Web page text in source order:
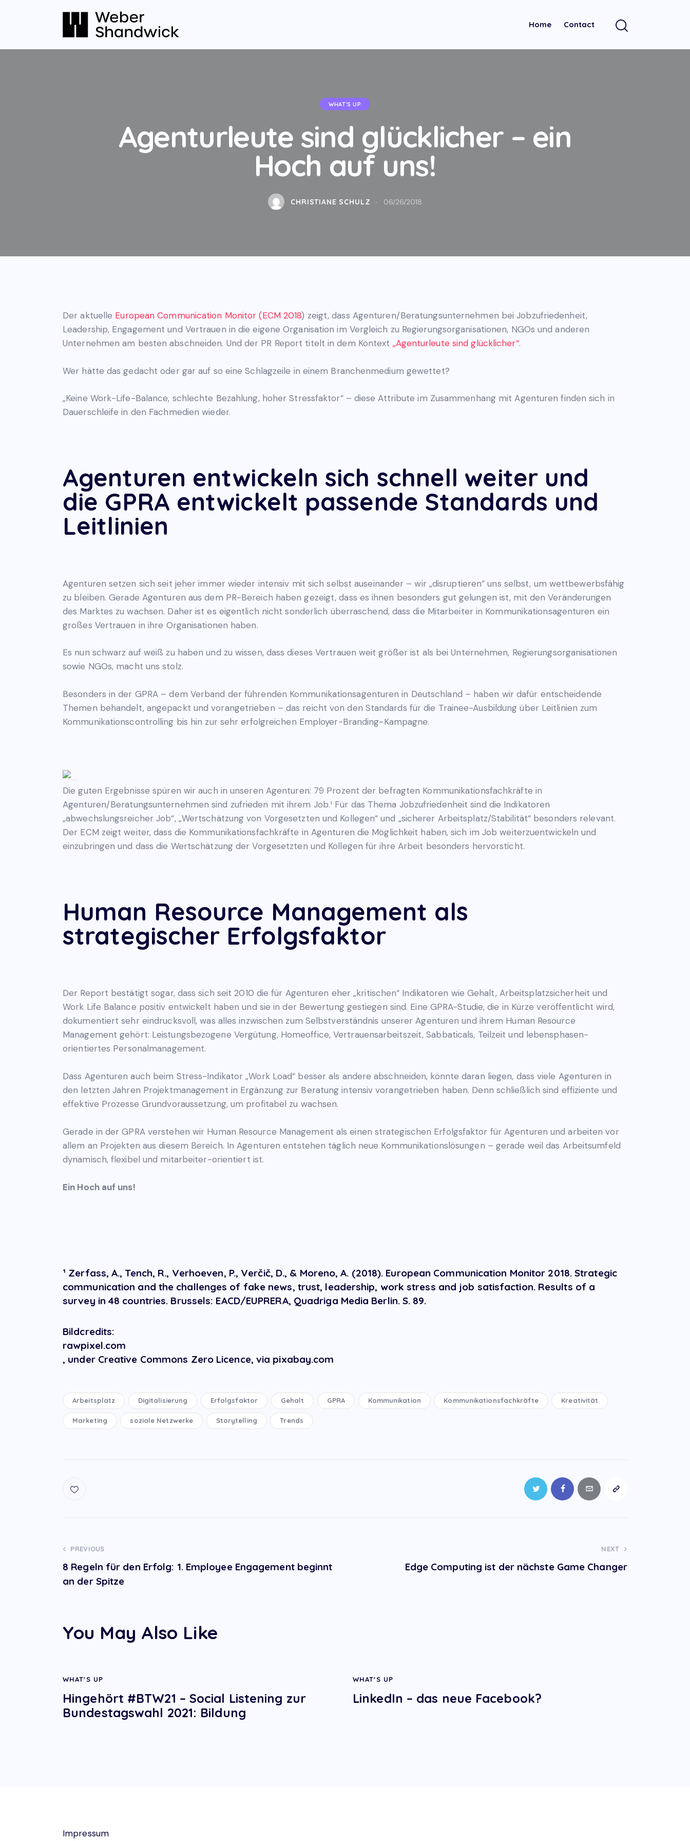
Home Contact
WHAT'S UP
Agenturleute sind glücklicher – ein
Hoch auf uns!
CHRISTIANE SCHULZ 06/26/2018
Der aktuelle European Communication Monitor (ECM 2018) zeigt, dass Agenturen/Beratungsunternehmen bei Jobzufriedenheit,
Leadership, Engagement und Vertrauen in die eigene Organisation im Vergleich zu Regierungsorganisationen, NGOs und anderen
Unternehmen am besten abschneiden. Und der PR Report titelt in dem Kontext „Agenturleute sind glücklicher“.
Wer hätte das gedacht oder gar auf so eine Schlagzeile in einem Branchenmedium gewettet?
„Keine Work-Life-Balance, schlechte Bezahlung, hoher Stressfaktor“ – diese Attribute im Zusammenhang mit Agenturen finden sich in
Dauerschleife in den Fachmedien wieder.
Agenturen entwickeln sich schnell weiter und
die GPRA entwickelt passende Standards und
Leitlinien
Agenturen setzen sich seit jeher immer wieder intensiv mit sich selbst auseinander – wir „disruptieren“ uns selbst, um wettbewerbsfähig
zu bleiben. Gerade Agenturen aus dem PR-Bereich haben gezeigt, dass es ihnen besonders gut gelungen ist, mit den Veränderungen
des Marktes zu wachsen. Daher ist es eigentlich nicht sonderlich überraschend, dass die Mitarbeiter in Kommunikationsagenturen ein
großes Vertrauen in ihre Organisationen haben.
Es nun schwarz auf weiß zu haben und zu wissen, dass dieses Vertrauen weit größer ist als bei Unternehmen, Regierungsorganisationen
sowie NGOs, macht uns stolz.
Besonders in der GPRA – dem Verband der führenden Kommunikationsagenturen in Deutschland – haben wir dafür entscheidende
Themen behandelt, angepackt und vorangetrieben – das reicht von den Standards für die Trainee-Ausbildung über Leitlinien zum
Kommunikationscontrolling bis hin zur sehr erfolgreichen Employer-Branding-Kampagne.
Die guten Ergebnisse spüren wir auch in unseren Agenturen: 79 Prozent der befragten Kommunikationsfachkräfte in
Agenturen/Beratungsunternehmen sind zufrieden mit ihrem Job.¹ Für das Thema Jobzufriedenheit sind die Indikatoren
„abwechslungsreicher Job“, „Wertschätzung von Vorgesetzten und Kollegen“ und „sicherer Arbeitsplatz/Stabilität“ besonders relevant.
Der ECM zeigt weiter, dass die Kommunikationsfachkräfte in Agenturen die Möglichkeit haben, sich im Job weiterzuentwickeln und
einzubringen und dass die Wertschätzung der Vorgesetzten und Kollegen für ihre Arbeit besonders hervorsticht.
Human Resource Management als
strategischer Erfolgsfaktor
Der Report bestätigt sogar, dass sich seit 2010 die für Agenturen eher „kritischen“ Indikatoren wie Gehalt, Arbeitsplatzsicherheit und
Work Life Balance positiv entwickelt haben und sie in der Bewertung gestiegen sind. Eine GPRA-Studie, die in Kürze veröffentlicht wird,
dokumentiert sehr eindrucksvoll, was alles inzwischen zum Selbstverständnis unserer Agenturen und ihrem Human Resource
Management gehört: Leistungsbezogene Vergütung, Homeoffice, Vertrauensarbeitszeit, Sabbaticals, Teilzeit und lebensphasen-
orientiertes Personalmanagement.
Dass Agenturen auch beim Stress-Indikator „Work Load“ besser als andere abschneiden, könnte daran liegen, dass viele Agenturen in
den letzten Jahren Projektmanagement in Ergänzung zur Beratung intensiv vorangetrieben haben. Denn schließlich sind effiziente und
effektive Prozesse Grundvoraussetzung, um profitabel zu wachsen.
Gerade in der GPRA verstehen wir Human Resource Management als einen strategischen Erfolgsfaktor für Agenturen und arbeiten vor
allem an Projekten aus diesem Bereich. In Agenturen entstehen täglich neue Kommunikationslösungen – gerade weil das Arbeitsumfeld
dynamisch, flexibel und mitarbeiter-orientiert ist.
Ein Hoch auf uns!
¹ Zerfass, A., Tench, R., Verhoeven, P., Verčič, D., & Moreno, A. (2018). European Communication Monitor 2018. Strategic
communication and the challenges of fake news, trust, leadership, work stress and job satisfaction. Results of a
survey in 48 countries. Brussels: EACD/EUPRERA, Quadriga Media Berlin. S. 89.
Bildcredits:
rawpixel.com
, under Creative Commons Zero Licence, via pixabay.com
Arbeitsplatz Digitalisierung Erfolgsfaktor Gehalt GPRA Kommunikation Kommunikationsfachkräfte Kreativität
Marketing soziale Netzwerke Storytelling Trends
Post
navigation
PREVIOUS
8 Regeln für den Erfolg: 1. Employee Engagement beginnt
an der Spitze
NEXT
Edge Computing ist der nächste Game Changer
You May Also Like
WHAT'S UP
Hingehört #BTW21 – Social Listening zur
Bundestagswahl 2021: Bildung
WHAT'S UP
LinkedIn – das neue Facebook?
Impressum